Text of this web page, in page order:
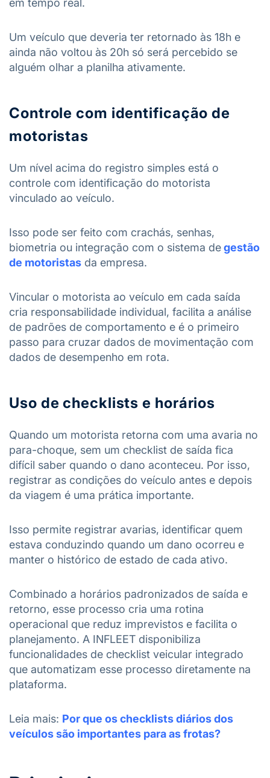
Um veículo que deveria ter retornado às 18h e
ainda não voltou às 20h só será percebido se
alguém olhar a planilha ativamente.
Controle com identificação de
motoristas
Um nível acima do registro simples está o
controle com identificação do motorista
vinculado ao veículo.
Isso pode ser feito com crachás, senhas,
biometria ou integração com o sistema degestão
de motoristas da empresa.
Vincular o motorista ao veículo em cada saída
cria responsabilidade individual, facilita a análise
de padrões de comportamento e é o primeiro
passo para cruzar dados de movimentação com
dados de desempenho em rota.
Uso de checklists e horários
Quando um motorista retorna com uma avaria no
para-choque, sem um checklist de saída fica
difícil saber quando o dano aconteceu. Por isso,
registrar as condições do veículo antes e depois
da viagem é uma prática importante.
Isso permite registrar avarias, identificar quem
estava conduzindo quando um dano ocorreu e
manter o histórico de estado de cada ativo.
Combinado a horários padronizados de saída e
retorno, esse processo cria uma rotina
operacional que reduz imprevistos e facilita o
planejamento. A INFLEET disponibiliza
funcionalidades de checklist veicular integrado
que automatizam esse processo diretamente na
plataforma.
Leia mais: Por que os checklists diários dos
veículos são importantes para as frotas?